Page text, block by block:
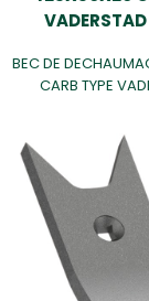
BEC DE
CARB TYPE